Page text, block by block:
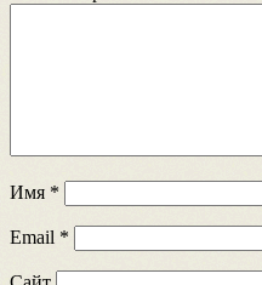
Имя *
Email *